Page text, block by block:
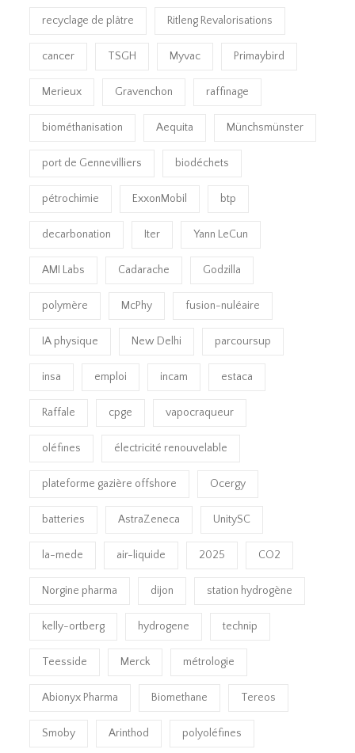
recyclage de plâtre Ritleng Revalorisations
cancer TSGH Myvac Primaybird
Merieux Gravenchon raffinage
biométhanisation Aequita Münchsmünster
port de Gennevilliers biodéchets
pétrochimie ExxonMobil btp
decarbonation Iter Yann LeCun
AMI Labs Cadarache Godzilla
polymère McPhy fusion-nuléaire
IA physique New Delhi parcoursup
insa emploi incam estaca
Raffale cpge vapocraqueur
oléfines électricité renouvelable
plateforme gazière offshore Ocergy
batteries AstraZeneca UnitySC
la-mede air-liquide 2025 CO2
Norgine pharma dijon station hydrogène
kelly-ortberg hydrogene technip
Teesside Merck métrologie
Abionyx Pharma Biomethane Tereos
Smoby Arinthod polyoléfines